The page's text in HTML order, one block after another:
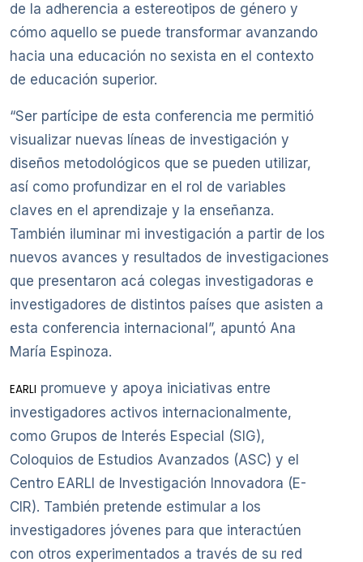
de la adherencia a estereotipos de género y
cómo aquello se puede transformar avanzando
hacia una educación no sexista en el contexto
de educación superior.
“Ser partícipe de esta conferencia me permitió
visualizar nuevas líneas de investigación y
diseños metodológicos que se pueden utilizar,
así como profundizar en el rol de variables
claves en el aprendizaje y la enseñanza.
También iluminar mi investigación a partir de los
nuevos avances y resultados de investigaciones
que presentaron acá colegas investigadoras e
investigadores de distintos países que asisten a
esta conferencia internacional”, apuntó Ana
María Espinoza.
EARLI promueve y apoya iniciativas entre
investigadores activos internacionalmente,
como Grupos de Interés Especial (SIG),
Coloquios de Estudios Avanzados (ASC) y el
Centro EARLI de Investigación Innovadora (E-
CIR). También pretende estimular a los
investigadores jóvenes para que interactúen
con otros experimentados a través de su red